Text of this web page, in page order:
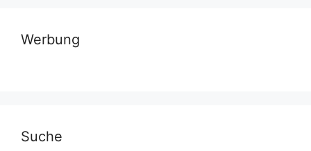
Werbung
Suche